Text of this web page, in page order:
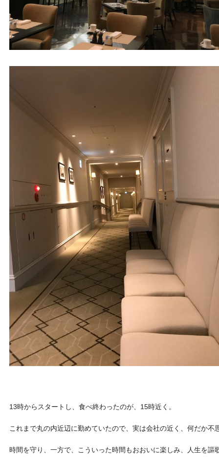
13時からスタートし、食べ終わったのが、15時近く。
これまで丸の内近辺に勤めていたので、実は会社の近く、何だか不
時間を守り、一方で、こういった時間もおおいに楽しみ、人生を謳